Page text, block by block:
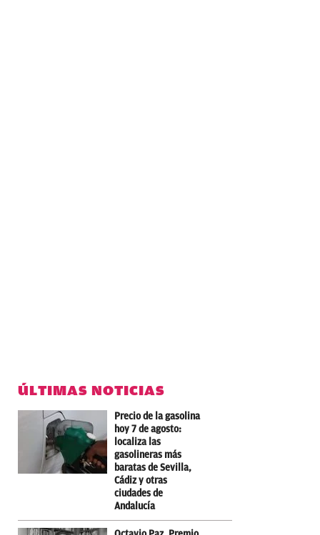
ÚLTIMAS NOTICIAS
Precio de la gasolina
hoy 7 de agosto:
localiza las
gasolineras más
baratas de Sevilla,
Cádiz y otras
ciudades de
Andalucía